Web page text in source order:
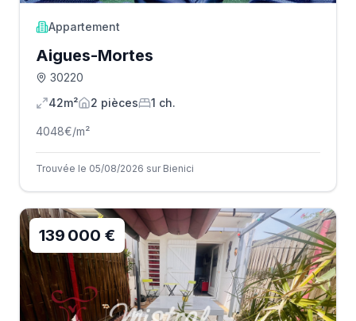
Appartement
Aigues-Mortes
30220
42m²
2 pièces 1 ch.
4048€/m²
Trouvée le 05/08/2026 sur Bienici
139 000 €